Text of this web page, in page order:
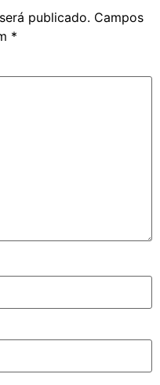
publicado. Campos
*